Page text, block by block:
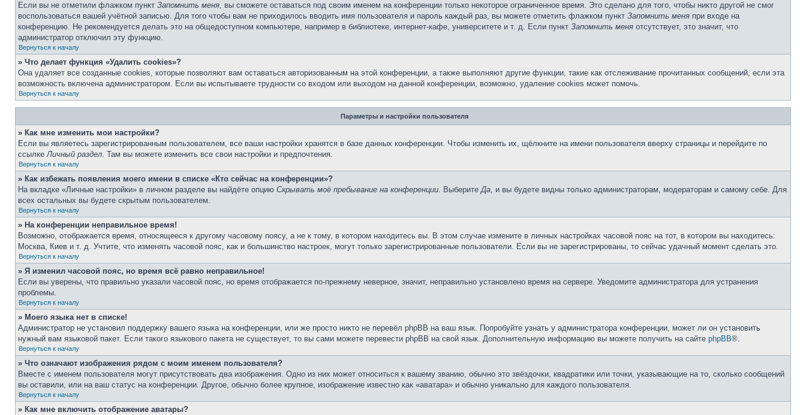
Если вы не отметили флажком пункт Запомнить меня, вы сможете оставаться под своим именем на конференции только некоторое ограниченное время. Это сделано для того, чтобы никто другой не смог
воспользоваться вашей учётной записью. Для того чтобы вам не приходилось вводить имя пользователя и пароль каждый раз, вы можете отметить флажком пункт Запомнить меня при входе на
конференцию. Не рекомендуется делать это на общедоступном компьютере, например в библиотеке, интернет-кафе, университете и т. д. Если пункт Запомнить меня отсутствует, это значит, что
администратор отключил эту функцию.
Вернуться к началу
» Что делает функция «Удалить cookies»?
Она удаляет все созданные cookies, которые позволяют вам оставаться авторизованным на этой конференции, а также выполняют другие функции, такие как отслеживание прочитанных сообщений, если эта
возможность включена администратором. Если вы испытываете трудности со входом или выходом на данной конференции, возможно, удаление cookies может помочь.
Вернуться к началу
Параметры и настройки пользователя
» Как мне изменить мои настройки?
Если вы являетесь зарегистрированным пользователем, все ваши настройки хранятся в базе данных конференции. Чтобы изменить их, щёлкните на имени пользователя вверху страницы и перейдите по
ссылкеЛичный раздел. Там вы можете изменить все свои настройки и предпочтения.
Вернуться к началу
» Как избежать появления моего имени в списке «Кто сейчас на конференции»?
На вкладке «Личные настройки» в личном разделе вы найдёте опцию Скрывать моё пребывание на конференции. ВыберитеДа, и вы будете видны только администраторам, модераторам и самому себе. Для
всех остальных вы будете скрытым пользователем.
Вернуться к началу
» На конференции неправильное время!
Возможно, отображается время, относящееся к другому часовому поясу, а не к тому, в котором находитесь вы. В этом случае измените в личных настройках часовой пояс на тот, в котором вы находитесь:
Москва, Киев и т. д. Учтите, что изменять часовой пояс, как и большинство настроек, могут только зарегистрированные пользователи. Если вы не зарегистрированы, то сейчас удачный момент сделать это.
Вернуться к началу
» Я изменил часовой пояс, но время всё равно неправильное!
Если вы уверены, что правильно указали часовой пояс, но время отображается по-прежнему неверное, значит, неправильно установлено время на сервере. Уведомите администратора для устранения
проблемы.
Вернуться к началу
» Моего языка нет в списке!
Администратор не установил поддержку вашего языка на конференции, или же просто никто не перевёл phpBB на ваш язык. Попробуйте узнать у администратора конференции, может ли он установить
нужный вам языковой пакет. Если такого языкового пакета не существует, то вы сами можете перевести phpBB на свой язык. Дополнительную информацию вы можете получить на сайте phpBB®.
Вернуться к началу
» Что означают изображения рядом с моим именем пользователя?
Вместе с именем пользователя могут присутствовать два изображения. Одно из них может относиться к вашему званию, обычно это звёздочки, квадратики или точки, указывающие на то, сколько сообщений
вы оставили, или на ваш статус на конференции. Другое, обычно более крупное, изображение известно как «аватара» и обычно уникально для каждого пользователя.
Вернуться к началу
» Как мне включить отображение аватары?